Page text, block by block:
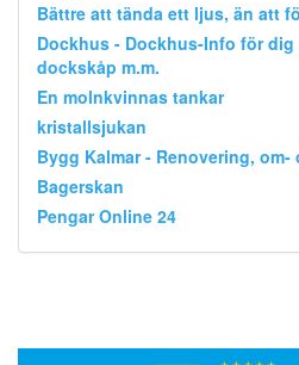
Bättre att tända ett ljus, än att
Dockhus - Dockhus-Info för
dockskåp m.m.
En molnkvinnas tankar
kristallsjukan
Bygg Kalmar - Renovering,
Bagerskan
Pengar Online 24